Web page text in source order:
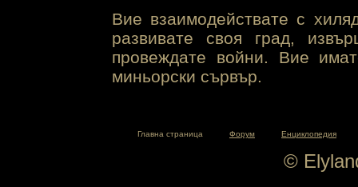
Вие взаимодействате с
развивате своя град,
провеждате войни. Вие
миньорски сървър.
Главна страница Форум Енциклопедия
©